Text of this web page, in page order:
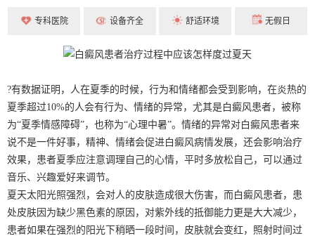
专科医院 设备齐全 舒适环境 无假日
?有数据证明，人在夏季的时候，行为和情绪都会受到影响，在炎热的
夏季超过10%的人会有行为、情绪的异常，尤其是白癜风患者，被称
为“夏季情感障碍”，也称为“心理中暑”。情绪的异常对白癜风患者来
说不是一件好事，精神、情绪会促进白癜风病情发展，还会影响治疗
效果，患者夏季应注意调理自己的心情，平时多放松自己，可以通过
音乐、兴趣爱好来调节。
夏天太阳光照强烈，会对人的皮肤造成很大伤害，而白癜风患者，患
处皮肤因为缺少黑色素的原因，对紫外线的抵御能力更是大大减少，
患者如果在强烈的阳光下稍晒一段时间，皮肤就会变红，照射时间过